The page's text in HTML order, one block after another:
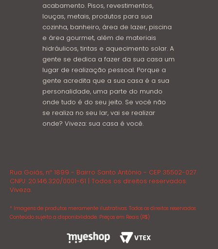
acabamento. Pisos, revestimentos,
louças, metais, produtos para sua
cozinha, banheiro, área de lazer, piscina
e área gourmet, além de materiais
hidráulicos, tintas e aquecimento solar. A
gente se dedica a fazer da sua casa um
lugar de realização pessoal. Porque a
gente acredita que a sua casa é a sua
personalidade, uma parte do mundo
onde tudo é do seu jeito. Se você não
se realiza no seu lar, vai se realizar
onde? Viveza: sua casa é você.
Rua Goiás, nº 1899 - Bairro Santo Antônio - CEP 35502-027
CNPJ: 20.146.320/0001-61 | Todos os direitos reservados.
Viveza.
* Imagens de produtos meramente ilustrativas. Todos os direitos reservados.
Conteúdo sujeito a disponibilidade. Preços em Reais (R$)